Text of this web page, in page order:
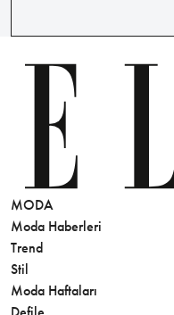
MODA
Moda Haberleri
Trend
Stil
Moda Haftaları